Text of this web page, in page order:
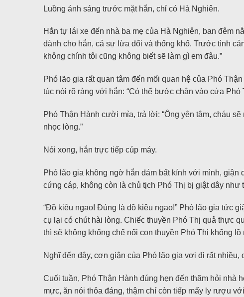
Luồng ánh sáng trước mặt hắn, chỉ có Hà Nghiên.
Hắn tự lái xe đến nhà ba mẹ của Hà Nghiên, ban đêm
dành cho hắn, cả sự lừa dối và thống khổ. Trước tình
không chính tôi cũng không biết sẽ làm gì em đâu.”
Phó lão gia rất quan tâm đến mối quan hệ của Phó
túc nói rõ ràng với hắn: “Có thể bước chân vào cửa
Phó Thận Hành cười mỉa, trả lời: “Ông yên tâm, cháu
nhọc lòng.”
Nói xong, hắn trực tiếp cúp máy.
Phó lão gia không ngờ hắn dám bất kính với mình,
cứng cáp, không còn là chủ tịch Phó Thị bị giật dây như
“Đồ kiêu ngạo! Đúng là đồ kiêu ngạo!” Phó lão gia tức
cụ lại có chút hài lòng. Chiếc thuyền Phó Thị quả thực
thì sẽ không khống chế nổi con thuyền Phó Thị khổng lồ
Nghĩ đến đây, cơn giận của Phó lão gia vơi đi rất
Cuối tuần, Phó Thận Hành đúng hẹn đến thăm hỏi
mực, ăn nói thỏa đáng, thậm chí còn tiếp mấy ly rượu